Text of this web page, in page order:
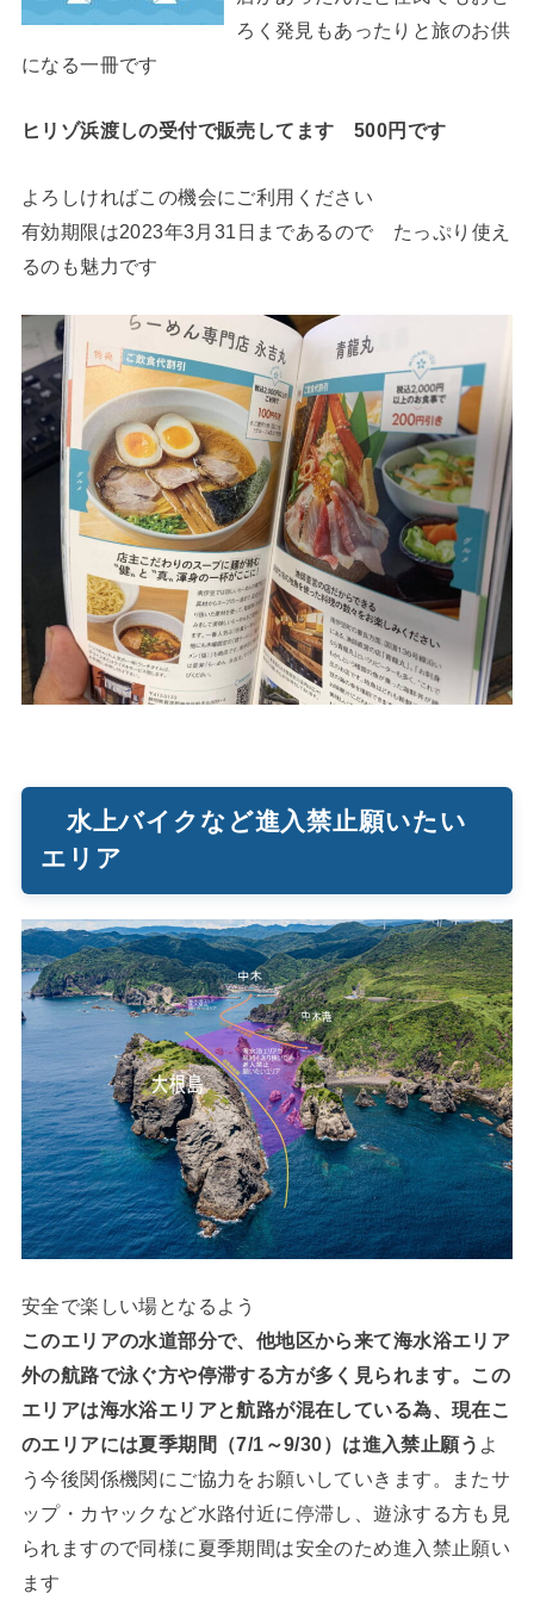
ろく発見もあったりと旅のお供
になる一冊です
ヒリゾ浜渡しの受付で販売してます 500円です
よろしければこの機会にご利用ください
有効期限は2023年3月31日まであるので たっぷり使え
るのも魅力です
水上バイクなど進入禁止願いたい
エリア
安全で楽しい場となるよう
このエリアの水道部分で、他地区から来て海水浴エリア
外の航路で泳ぐ方や停滞する方が多く見られます。この
エリアは海水浴エリアと航路が混在している為、現在こ
のエリアには夏季期間（7/1～9/30）は進入禁止願う よ
う今後関係機関にご協力をお願いしていきます。またサ
ップ・カヤックなど水路付近に停滞し、遊泳する方も見
られますので同様に夏季期間は安全のため進入禁止願い
ます